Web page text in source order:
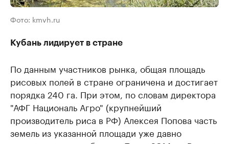
Фото: kmvh.ru
Кубань лидирует в стране
По данным участников рынка, общая площадь
рисовых полей в стране ограничена и достигает
порядка 240 га. При этом, по словам директора
"АФГ Националь Агро" (крупнейший
производитель риса в РФ) Алексея Попова часть
земель из указанной площади уже давно